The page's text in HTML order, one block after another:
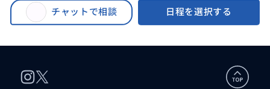
宿泊ツアー・混載無し、チャカ塩
湖、青海湖、タール寺、金銀灘草
チャットで相談 日程を選択する
【中国絶景を巡る青海現地ツアー】西寧発チャカ塩湖と青海湖観光1泊2日間
ツアー（プライベート宿泊ツアー・混載無し、チャカ塩湖、青海湖、タール
寺、金銀灘草原の青海主要観光地を網羅）